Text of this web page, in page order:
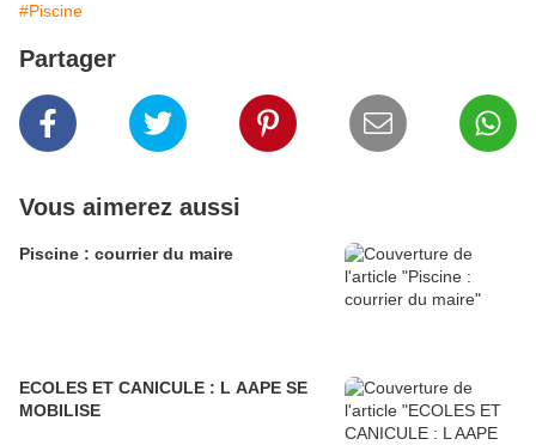
#Piscine
Partager
Vous aimerez aussi
Piscine : courrier du maire
ECOLES ET CANICULE : L AAPE SE
MOBILISE